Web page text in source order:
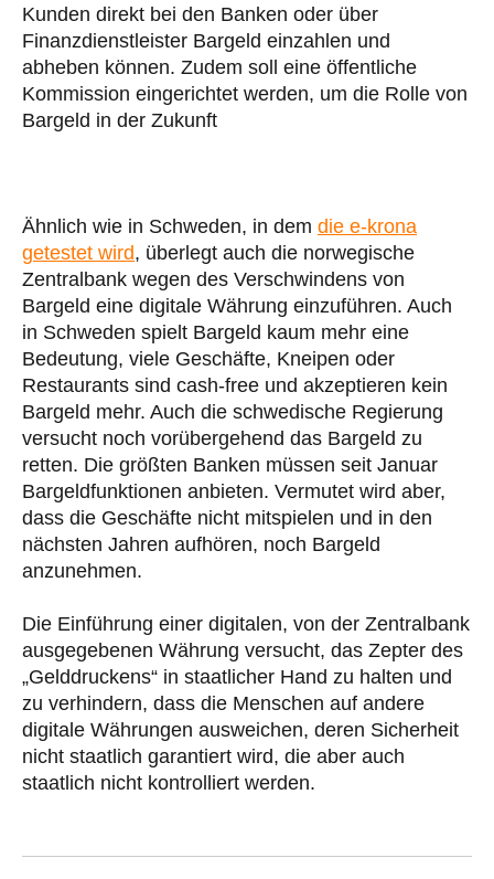
Kunden direkt bei den Banken oder über
Finanzdienstleister Bargeld einzahlen und
abheben können. Zudem soll eine öffentliche
Kommission eingerichtet werden, um die Rolle von
Bargeld in der Zukunft
Ähnlich wie in Schweden, in dem die e-krona
getestet wird, überlegt auch die norwegische
Zentralbank wegen des Verschwindens von
Bargeld eine digitale Währung einzuführen. Auch
in Schweden spielt Bargeld kaum mehr eine
Bedeutung, viele Geschäfte, Kneipen oder
Restaurants sind cash-free und akzeptieren kein
Bargeld mehr. Auch die schwedische Regierung
versucht noch vorübergehend das Bargeld zu
retten. Die größten Banken müssen seit Januar
Bargeldfunktionen anbieten. Vermutet wird aber,
dass die Geschäfte nicht mitspielen und in den
nächsten Jahren aufhören, noch Bargeld
anzunehmen.
Die Einführung einer digitalen, von der Zentralbank
ausgegebenen Währung versucht, das Zepter des
„Gelddruckens“ in staatlicher Hand zu halten und
zu verhindern, dass die Menschen auf andere
digitale Währungen ausweichen, deren Sicherheit
nicht staatlich garantiert wird, die aber auch
staatlich nicht kontrolliert werden.